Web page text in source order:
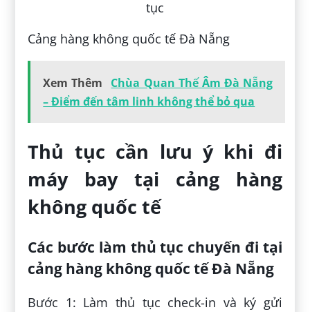
Cảng hàng không quốc tế Đà Nẵng
Xem Thêm
Chùa Quan Thế Âm Đà Nẵng
– Điểm đến tâm linh không thể bỏ qua
Thủ tục cần lưu ý khi đi
máy bay tại cảng hàng
không quốc tế
Các bước làm thủ tục chuyến đi tại
cảng hàng không quốc tế Đà Nẵng
Bước 1: Làm thủ tục check-in và ký gửi